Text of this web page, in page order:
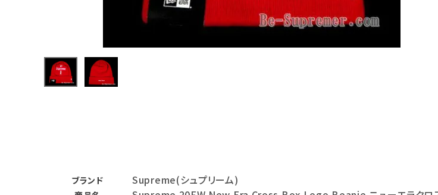
パーカー・トレーナー
ジャケット・アウター
その他バッグ類ブランド Supreme(シュプリーム)